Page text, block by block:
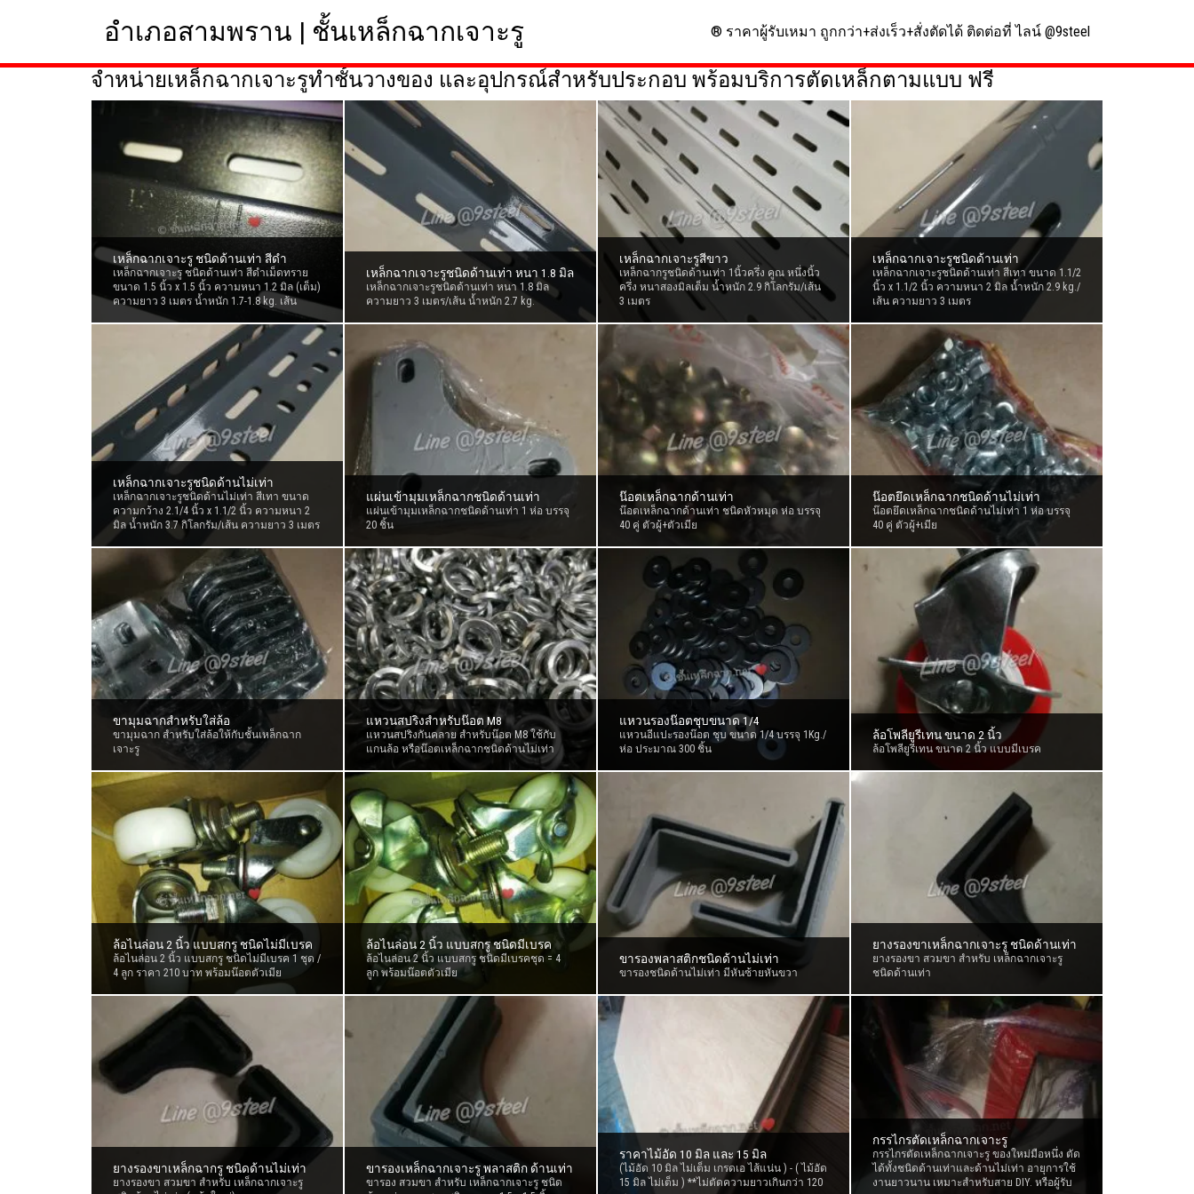
อำเภอสามพราน | ชั้นเหล็กฉากเจาะรู ® ราคาผู้รับเหมา ถูกกว่า+ส่งเร็ว+สั่งตัดได้ ติดต่อที่ ไลน์ @9steel
จำหน่ายเหล็กฉากเจาะรูทำชั้นวางของ และอุปกรณ์สำหรับประกอบ พร้อมบริการตัดเหล็กตามแบบ ฟรี
เหล็กฉากเจาะรู ชนิดด้านเท่า สีดำ
เหล็กฉากเจาะรู ชนิดด้านเท่า สีดำเม็ดทราย
ขนาด 1.5 นิ้ว x 1.5 นิ้ว ความหนา 1.2 มิล (เต็ม)
ความยาว 3 เมตร น้ำหนัก 1.7-1.8 kg. เส้น
เหล็กฉากเจาะรูชนิดด้านเท่า หนา 1.8 มิล
เหล็กฉากเจาะรูชนิดด้านเท่า หนา 1.8 มิล
ความยาว 3 เมตร/เส้น น้ำหนัก 2.7 kg.
เหล็กฉากเจาะรูสีขาว
เหล็กฉากรูชนิดด้านเท่า 1นิ้วครึ่ง คูณ หนึ่งนิ้ว
ครึ่ง หนาสองมิลเต็ม น้ำหนัก 2.9 กิโลกรัม/เส้น
3 เมตร
เหล็กฉากเจาะรูชนิดด้านเท่า
เหล็กฉากเจาะรูชนิดด้านเท่า สีเทา ขนาด 1.1/2
นิ้ว x 1.1/2 นิ้ว ความหนา 2 มิล น้ำหนัก 2.9 kg./
เส้น ความยาว 3 เมตร
เหล็กฉากเจาะรูชนิดด้านไม่เท่า
เหล็กฉากเจาะรูชนิดด้านไม่เท่า สีเทา ขนาด
ความกว้าง 2.1/4 นิ้ว x 1.1/2 นิ้ว ความหนา 2
มิล น้ำหนัก 3.7 กิโลกรัม/เส้น ความยาว 3 เมตร
แผ่นเข้ามุมเหล็กฉากชนิดด้านเท่า
แผ่นเข้ามุมเหล็กฉากชนิดด้านเท่า 1 ห่อ บรรจุ
20 ชิ้น
น๊อตเหล็กฉากด้านเท่า
น๊อตเหล็กฉากด้านเท่า ชนิดหัวหมุด ห่อ บรรจุ
40 คู่ ตัวผู้+ตัวเมีย
น๊อตยึดเหล็กฉากชนิดด้านไม่เท่า
น๊อตยึดเหล็กฉากชนิดด้านไม่เท่า 1 ห่อ บรรจุ
40 คู่ ตัวผู้+เมีย
ขามุมฉากสำหรับใส่ล้อ
ขามุมฉาก สำหรับใส่ล้อให้กับชั้นเหล็กฉาก
เจาะรู
แหวนสปริงสำหรับน๊อต M8
แหวนสปริงกันคลาย สำหรับน๊อต M8 ใช้กับ
แกนล้อ หรือน๊อตเหล็กฉากชนิดด้านไม่เท่า
แหวนรองน๊อตชุบขนาด 1/4
แหวนอีแปะรองน๊อต ชุบ ขนาด 1/4 บรรจุ 1Kg./
ห่อ ประมาณ 300 ชิ้น
ล้อโพลียูรีเทน ขนาด 2 นิ้ว
ล้อโพลียูรีเทน ขนาด 2 นิ้ว แบบมีเบรค
ล้อไนล่อน 2 นิ้ว แบบสกรู ชนิดไม่มีเบรค
ล้อไนล่อน 2 นิ้ว แบบสกรู ชนิดไม่มีเบรค 1 ชุด /
4 ลูก ราคา 210 บาท พร้อมน๊อตตัวเมีย
ล้อไนล่อน 2 นิ้ว แบบสกรู ชนิดมีเบรค
ล้อไนล่อน 2 นิ้ว แบบสกรู ชนิดมีเบรคชุด = 4
ลูก พร้อมน๊อตตัวเมีย
ขารองพลาสติกชนิดด้านไม่เท่า
ขารองชนิดด้านไม่เท่า มีหันซ้ายหันขวา
ยางรองขาเหล็กฉากเจาะรู ชนิดด้านเท่า
ยางรองขา สวมขา สำหรับ เหล็กฉากเจาะรู
ชนิดด้านเท่า
ยางรองขาเหล็กฉากรู ชนิดด้านไม่เท่า
ยางรองขา สวมขา สำหรับ เหล็กฉากเจาะรู
ขารองเหล็กฉากเจาะรู พลาสติก ด้านเท่า
ขารอง สวมขา สำหรับ เหล็กฉากเจาะรู ชนิด
ราคาไม้อัด 10 มิล และ 15 มิล
(ไม้อัด 10 มิล ไม่เต็ม เกรดเอ ไส้แน่น ) - ( ไม้อัด
15 มิล ไม่เต็ม ) **ไม่ตัดความยาวเกินกว่า 120
กรรไกรตัดเหล็กฉากเจาะรู
กรรไกรตัดเหล็กฉากเจาะรู ของใหม่มือหนึ่ง ตัด
ได้ทั้งชนิดด้านเท่าและด้านไม่เท่า อายุการใช้
งานยาวนาน เหมาะสำหรับสาย DIY. หรือผู้รับ